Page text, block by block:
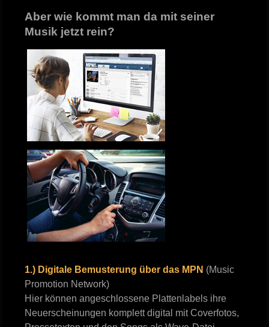
Aber wie kommt man da mit seiner
Musik jetzt rein?
1.) Digitale Bemusterung über das MPN (Music
Promotion Network)
Hier können angeschlossene Plattenlabels ihre
Neuerscheinungen komplett digital mit Coverfotos,